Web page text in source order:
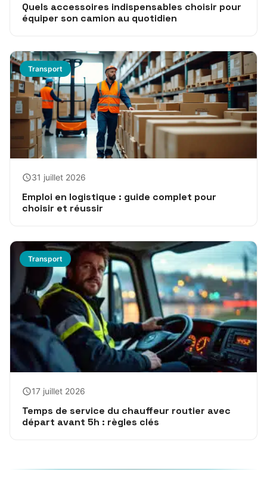
Quels accessoires indispensables choisir pour
équiper son camion au quotidien
Transport
31 juillet 2026
Emploi en logistique : guide complet pour
choisir et réussir
Transport
17 juillet 2026
Temps de service du chauffeur routier avec
départ avant 5h : règles clés